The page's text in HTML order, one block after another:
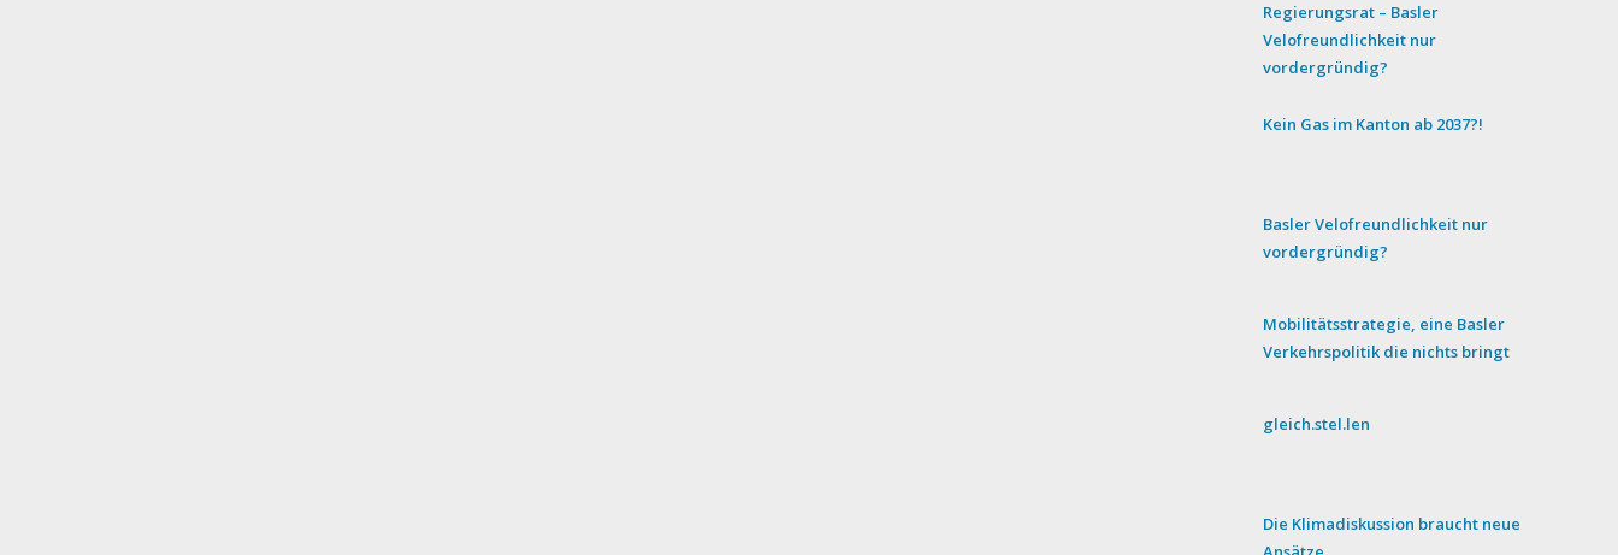
Regierungsrat – Basler
Velofreundlichkeit nur
vordergründig?
Kein Gas im Kanton ab 2037?!
Basler Velofreundlichkeit nur
vordergründig?
Mobilitätsstrategie, eine Basler
Verkehrspolitik die nichts bringt
gleich.stel.len
Die Klimadiskussion braucht neue